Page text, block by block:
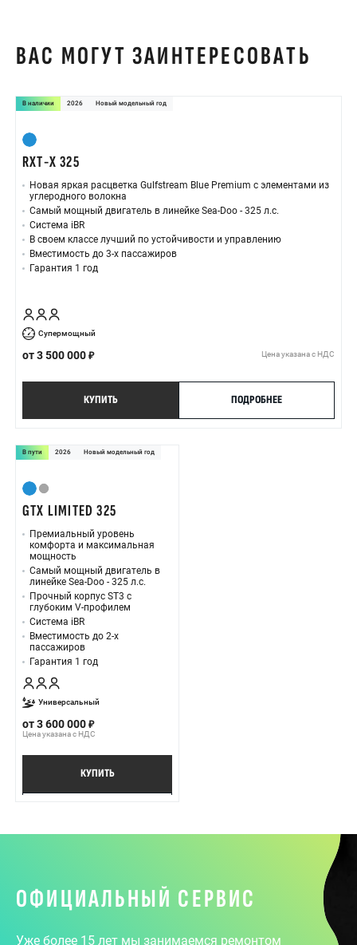
ВАС МОГУТ ЗАИНТЕРЕСОВАТЬ
В наличии 2026 Новый модельный год
RXT-X 325
Новая яркая расцветка Gulfstream Blue Premium с элементами из
углеродного волокна
Самый мощный двигатель в линейке Sea-Doo - 325 л.с.
Система iBR
В своем классе лучший по устойчивости и управлению
Вместимость до 3-х пассажиров
Гарантия 1 год
Супермощный
от3 500 000 Цена указана с НДС
КУПИТЬ ПОДРОБНЕЕ
В пути 2026 Новый модельный год
GTX LIMITED 325
Премиальный уровень
комфорта и максимальная
мощность
Самый мощный двигатель в
линейке Sea-Doo - 325 л.с.
Прочный корпус ST3 с
глубоким V-профилем
Система iBR
Вместимость до 2-х
пассажиров
Гарантия 1 год
Универсальный
от3 600 000
Цена указана с НДС
КУПИТЬ
ОФИЦИАЛЬНЫЙ СЕРВИС
Уже более 15 лет мы занимаемся ремонтом